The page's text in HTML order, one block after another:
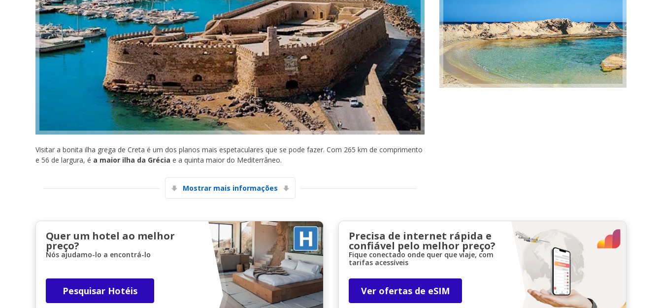
Visitar a bonita ilha grega de Creta é um dos planos mais espetaculares que se pode fazer. Com 265 km de comprimento
e 56 de largura, é a maior ilha da Grécia e a quinta maior do Mediterrâneo.
Mostrar mais informações
Quer um hotel ao melhor
preço?
Nós ajudamo-lo a encontrá-lo
Pesquisar Hotéis
Precisa de internet rápida e
confiável pelo melhor preço?
Fique conectado onde quer que viaje, com
tarifas acessíveis
Ver ofertas de eSIM
Descontos especiais
Aceda a ofertas exclusivas dos nossos
fornecedores